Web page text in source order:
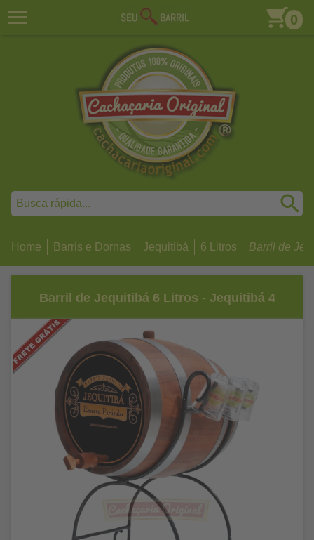
0
Home Barris e Dornas Jequitibá 6 Litros Barril de
Barril de Jequitibá 6 Litros - Jequitibá 4